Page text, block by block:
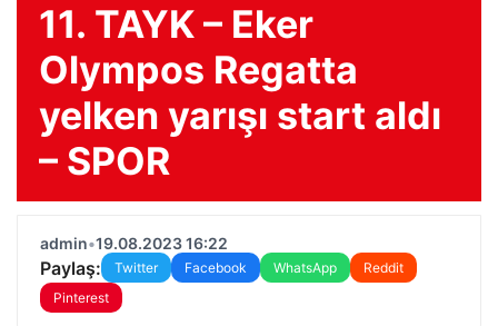
11. TAYK – Eker
Olympos Regatta
yelken yarışı start aldı
– SPOR
admin•19.08.2023 16:22
Paylaş: Twitter Facebook WhatsApp
Reddit
Pinterest